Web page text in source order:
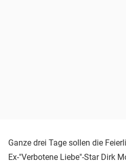
Ganze drei Tage sollen die
Ex-"Verbotene Liebe"-Star Dirk